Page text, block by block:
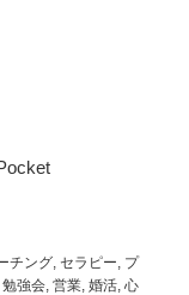
チング セラピー プ
勉強会 営業 婚活 心